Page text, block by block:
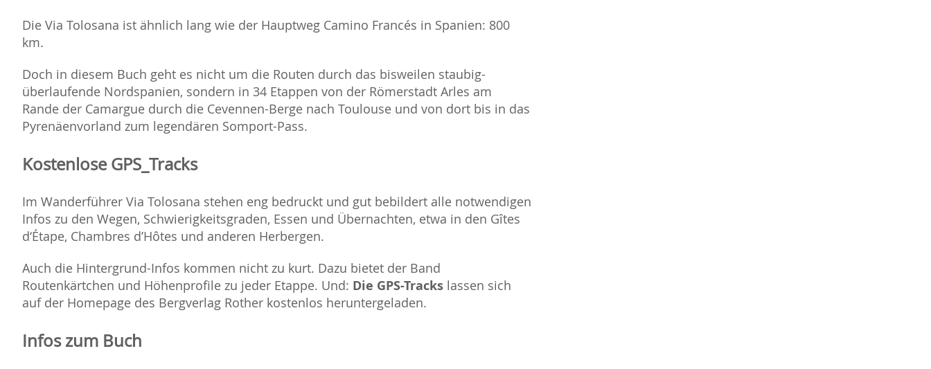
Die Via Tolosana ist ähnlich lang wie der Hauptweg Camino Francés in Spanien: 800
km.
Doch in diesem Buch geht es nicht um die Routen durch das bisweilen staubig-
überlaufende Nordspanien, sondern in 34 Etappen von der Römerstadt Arles am
Rande der Camargue durch die Cevennen-Berge nach Toulouse und von dort bis in das
Pyrenäenvorland zum legendären Somport-Pass.
Kostenlose GPS_Tracks
Im Wanderführer Via Tolosana stehen eng bedruckt und gut bebildert alle notwendigen
Infos zu den Wegen, Schwierigkeitsgraden, Essen und Übernachten, etwa in den Gîtes
d‘Étape, Chambres d’Hôtes und anderen Herbergen.
Auch die Hintergrund-Infos kommen nicht zu kurt. Dazu bietet der Band
Routenkärtchen und Höhenprofile zu jeder Etappe. Und: Die GPS-Tracks lassen sich
auf der Homepage des Bergverlag Rother kostenlos heruntergeladen.
Infos zum Buch